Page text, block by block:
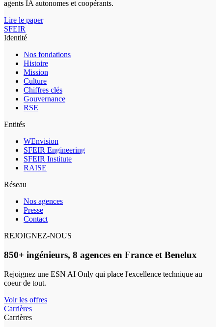
agents IA autonomes et coopérants.
Lire le paper
SFEIR
Identité
Nos fondations
Histoire
Mission
Culture
Chiffres clés
Gouvernance
RSE
Entités
WEnvision
SFEIR Engineering
SFEIR Institute
RAISE
Réseau
Nos agences
Presse
Contact
REJOIGNEZ-NOUS
850+ ingénieurs, 8 agences en France et Benelux
Rejoignez une ESN AI Only qui place l'excellence technique au
coeur de tout.
Voir les offres
Carrières
Carrières